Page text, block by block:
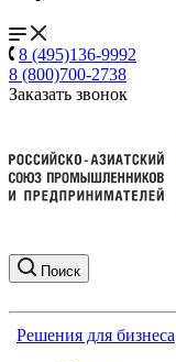
8 (495)136-9992
8 (800)700-2738
Заказать звонок
Поиск
Решения для бизнеса